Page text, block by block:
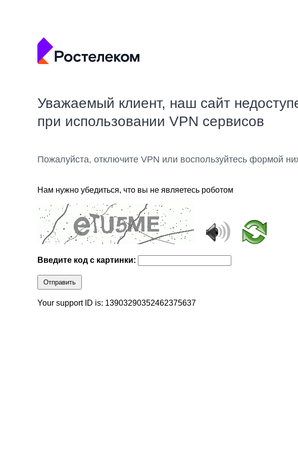
Уважаемый клиент, наш сайт
при использовании VPN сервисов
Пожалуйста, отключите VPN или воспользуйтесь формой
Нам нужно убедиться, что вы не являетесь роботом
Введите код с картинки:
Отправить
Your support ID is: 13903290352462375637